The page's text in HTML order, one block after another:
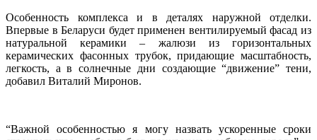
Особенность комплекса и в деталях наружной отделки.
Впервые в Беларуси будет применен вентилируемый фасад из
натуральной керамики – жалюзи из горизонтальных
керамических фасонных трубок, придающие масштабность,
легкость, а в солнечные дни создающие “движение” тени,
добавил Виталий Миронов.
“Важной особенностью я могу назвать ускоренные сроки